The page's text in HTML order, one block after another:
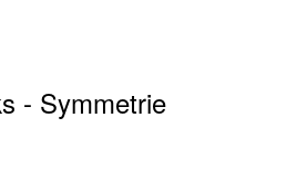
- Symmetrie